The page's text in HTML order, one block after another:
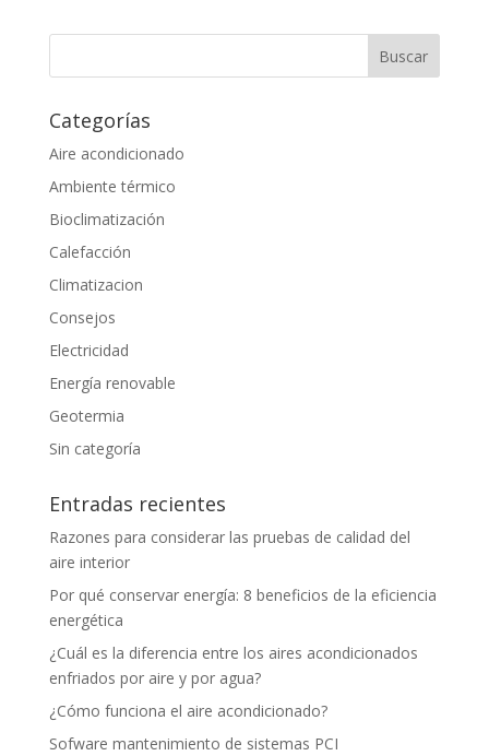
Categorías
Aire acondicionado
Ambiente térmico
Bioclimatización
Calefacción
Climatizacion
Consejos
Electricidad
Energía renovable
Geotermia
Sin categoría
Entradas recientes
Razones para considerar las pruebas de calidad del
aire interior
Por qué conservar energía: 8 beneficios de la eficiencia
energética
¿Cuál es la diferencia entre los aires acondicionados
enfriados por aire y por agua?
¿Cómo funciona el aire acondicionado?
Sofware mantenimiento de sistemas PCI